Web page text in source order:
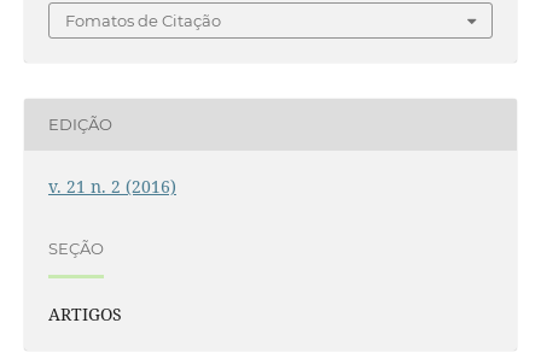
Fomatos de Citação
EDIÇÃO
v. 21 n. 2 (2016)
SEÇÃO
ARTIGOS